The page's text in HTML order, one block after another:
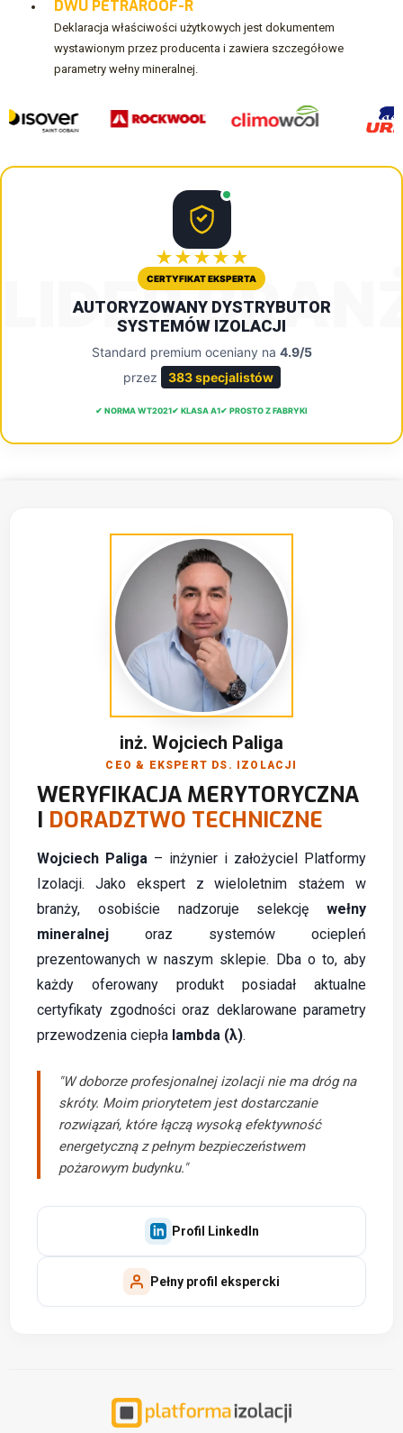
DWU PETRAROOF-R
Deklaracja właściwości użytkowych jest dokumentem
wystawionym przez producenta i zawiera szczegółowe
parametry wełny mineralnej.
LIDER
★★★★★
CERTYFIKAT EKSPERTA
AUTORYZOWANY DYSTRYBUTOR
SYSTEMÓW IZOLACJI
Standard premium oceniany na 4.9/5
przez
383 specjalistów
✔ NORMA WT2021✔ KLASA A1✔ PROSTO Z FABRYKI
WERYFIKACJA MERYTORYCZNA
I DORADZTWO TECHNICZNE
Wojciech Paliga – inżynier i założyciel Platformy
Izolacji. Jako ekspert z wieloletnim stażem w
branży, osobiście nadzoruje selekcję wełny
mineralnej oraz systemów ociepleń
prezentowanych w naszym sklepie. Dba o to, aby
każdy oferowany produkt posiadał aktualne
certyfikaty zgodności oraz deklarowane parametry
przewodzenia ciepła lambda (λ).
"W doborze profesjonalnej izolacji nie ma dróg na
skróty. Moim priorytetem jest dostarczanie
rozwiązań, które łączą wysoką efektywność
energetyczną z pełnym bezpieczeństwem
pożarowym budynku."
Profil LinkedIn
Pełny profil ekspercki
inż. Wojciech Paliga
CEO & EKSPERT DS. IZOLACJI